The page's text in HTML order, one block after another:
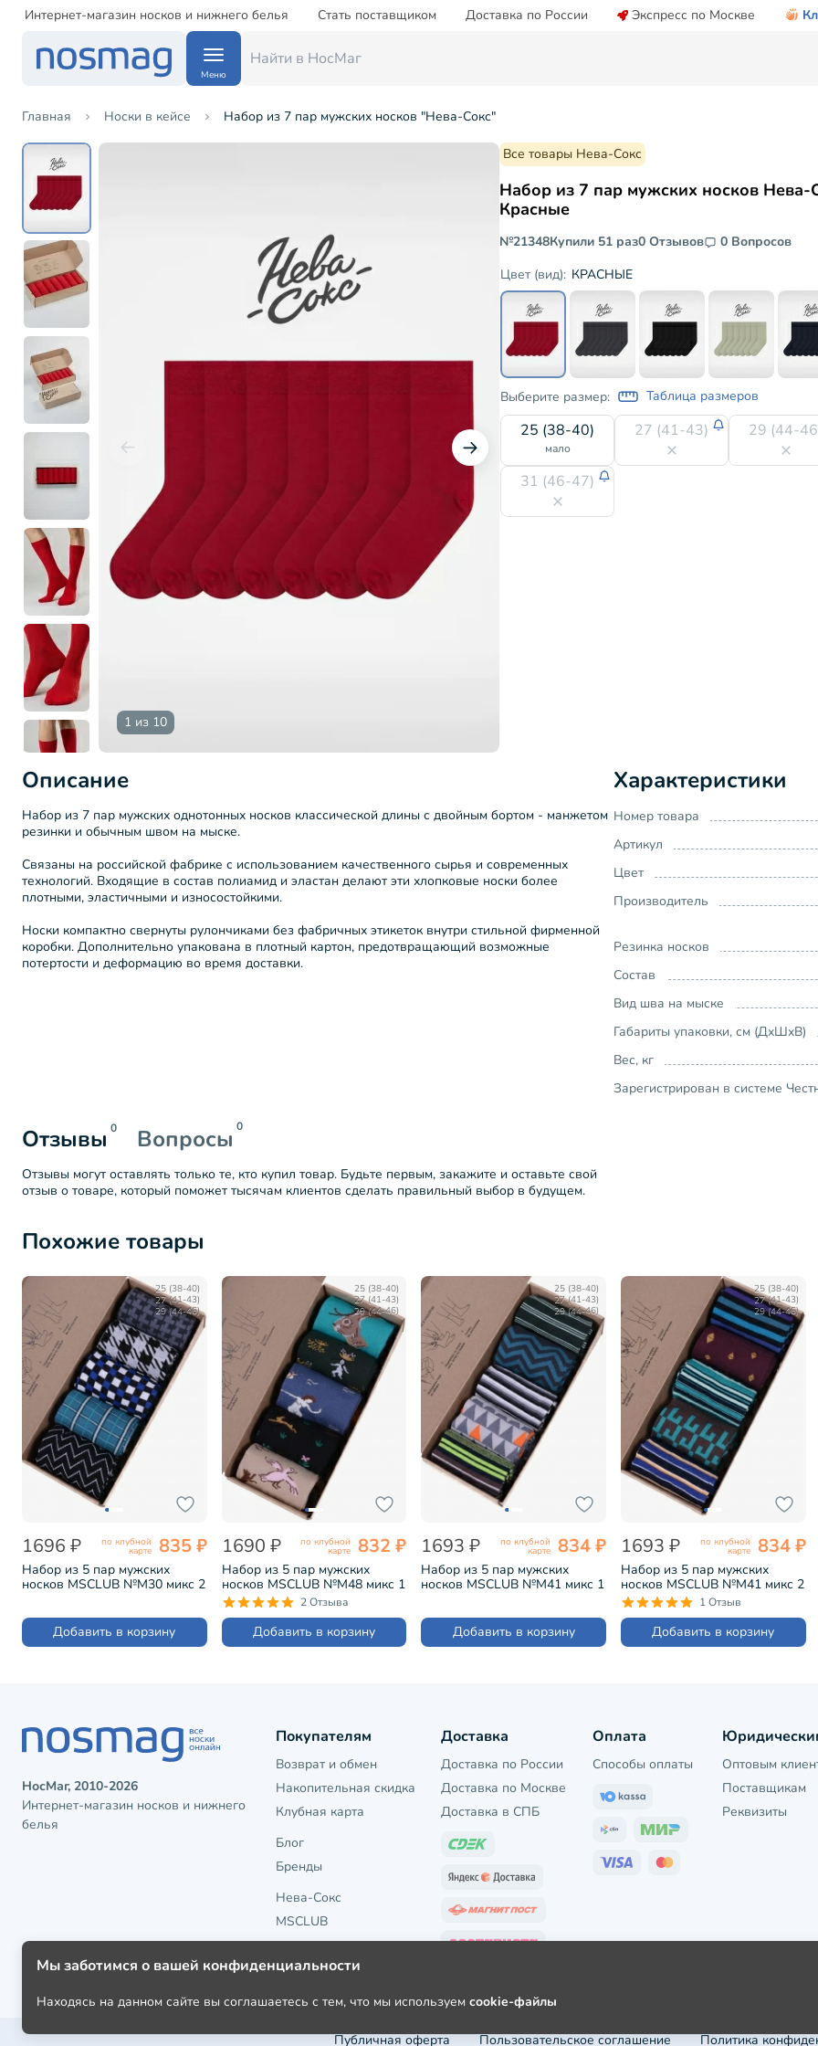
Интернет-магазин носков и нижнего белья Стать поставщиком Доставка по России Экспресс по Москве
Меню
Главная Носки в кейсе Набор из 7 пар мужских носков "Нева-Сокс"
1 из 10
Все товары Нева-Сокс
Набор из 7 пар мужских носков Нева-
Красные
№21348Купили 51 раз0 Отзывов
0 Вопросов
Цвет (вид): КРАСНЫЕ
Выберите размер: Таблица размеров
25 (38-40)
мало
27 (41-43) 29 (44-
31 (46-47)
Описание
Набор из 7 пар мужских однотонных носков классической длины с двойным бортом - манжетом
резинки и обычным швом на мыске.
Связаны на российской фабрике с использованием качественного сырья и современных
технологий. Входящие в состав полиамид и эластан делают эти хлопковые носки более
плотными, эластичными и износостойкими.
Носки компактно свернуты рулончиками без фабричных этикеток внутри стильной фирменной
коробки. Дополнительно упакована в плотный картон, предотвращающий возможные
потертости и деформацию во время доставки.
Характеристики
Номер товара
Артикул
Цвет
Производитель
Резинка носков
Состав
Вид шва на мыске
Габариты упаковки, см (ДхШхВ)
Вес, кг
Зарегистрирован в системе
Отзывы 0 Вопросы 0
Отзывы могут оставлять только те, кто купил товар. Будьте первым, закажите и оставьте свой
отзыв о товаре, который поможет тысячам клиентов сделать правильный выбор в будущем.
Похожие товары
25 (38-40)
27 (41-43)
29 (44-46)
1696 ₽ по клубной
карте 835 ₽
Набор из 5 пар мужских
носков MSCLUB №М30 микс 2
Добавить в корзину
25 (38-40)
27 (41-43)
29 (44-46)
1690 ₽ по клубной
карте 832 ₽
Набор из 5 пар мужских
носков MSCLUB №М48 микс 1
(ВИ5-НМ48) 2 Отзыва
Добавить в корзину
25 (38-40)
27 (41-43)
29 (44-46)
1693 ₽ по клубной
карте 834 ₽
Набор из 5 пар мужских
носков MSCLUB №М41 микс 1
Добавить в корзину
25 (38-40)
27 (41-43)
29 (44-46)
1693 ₽ по клубной
карте 834 ₽
Набор из 5 пар мужских
носков MSCLUB №М41 микс 2
(ВИ5-НМ41) 1 Отзыв
Добавить в корзину
НосМаг, 2010-2026
Интернет-магазин носков и нижнего
белья
Покупателям
Возврат и обмен
Накопительная скидка
Клубная карта
Блог
Бренды
Нева-Сокс
MSCLUB
Доставка
Доставка по России
Доставка по Москве
Доставка в СПБ
Оплата
Способы оплаты
Оптовым
Поставщикам
Реквизиты
Публичная оферта Пользовательское соглашение Политика
Мы заботимся о вашей конфиденциальности
Находясь на данном сайте вы соглашаетесь с тем, что мы используем cookie-файлы